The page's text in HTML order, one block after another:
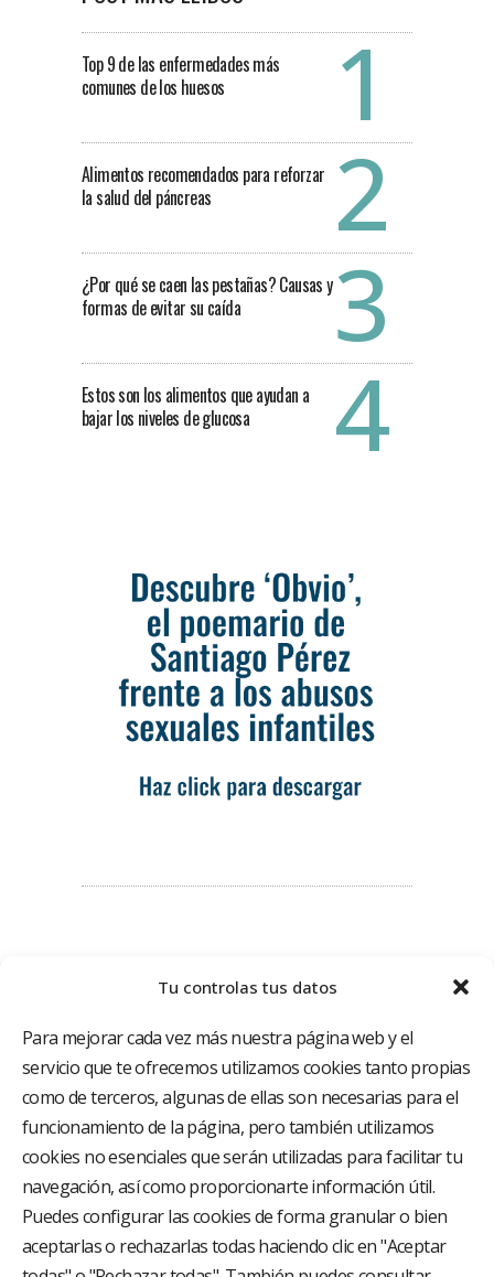
Tu controlas tus datos
Para mejorar cada vez más nuestra página web y el
servicio que te ofrecemos utilizamos cookies tanto propias
como de terceros, algunas de ellas son necesarias para el
funcionamiento de la página, pero también utilizamos
cookies no esenciales que serán utilizadas para facilitar tu
navegación, así como proporcionarte información útil.
Puedes configurar las cookies de forma granular o bien
aceptarlas o rechazarlas todas haciendo clic en "Aceptar
Top 9 de las enfermedades más
comunes de los huesos
Alimentos recomendados para reforzar
la salud del páncreas
¿Por qué se caen las pestañas? Causas y
formas de evitar su caída
Estos son los alimentos que ayudan a
bajar los niveles de glucosa
El Grupo Hospitalario HLA es uno de los proveedores
hospitalarios con mayor presencia en España, creado
con el objetivo de proporcionar el acceso a una
asistencia sanitaria de alto nivel. Nuestra red asistencial
está compuesta por 18 hospitales y 37 centros médicos
multiespecialidad.